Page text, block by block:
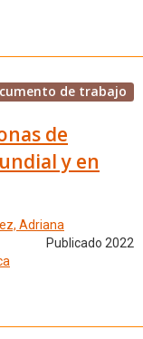
de trabajo
de
y en
Adriana
Publicado 2022